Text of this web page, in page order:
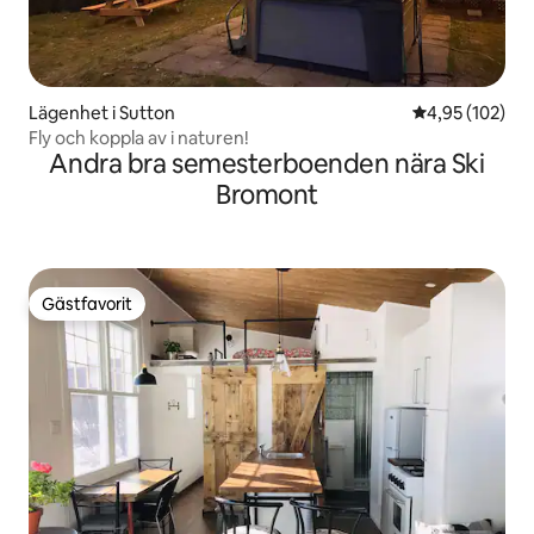
Lägenhet i Sutton 4,95 av 5 i
4,95 (102)
Fly och koppla av i naturen!
Andra bra semesterboenden nära Ski
Bromont
Gästfavorit
Gästfavorit